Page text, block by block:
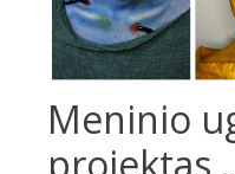
Meninio
projektas